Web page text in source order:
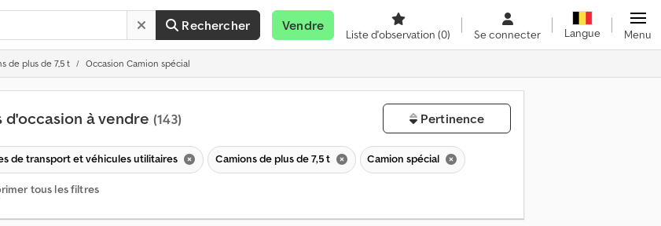
Rechercher Vendre
Liste d'observation (0) Se connecter Langue Menu
de plus de 7,5 t Occasion Camion spécial
d'occasion à vendre (143) Pertinence
de transport et véhicules utilitaires Camions de plus de 7,5 t Camion spécial
tous les filtres